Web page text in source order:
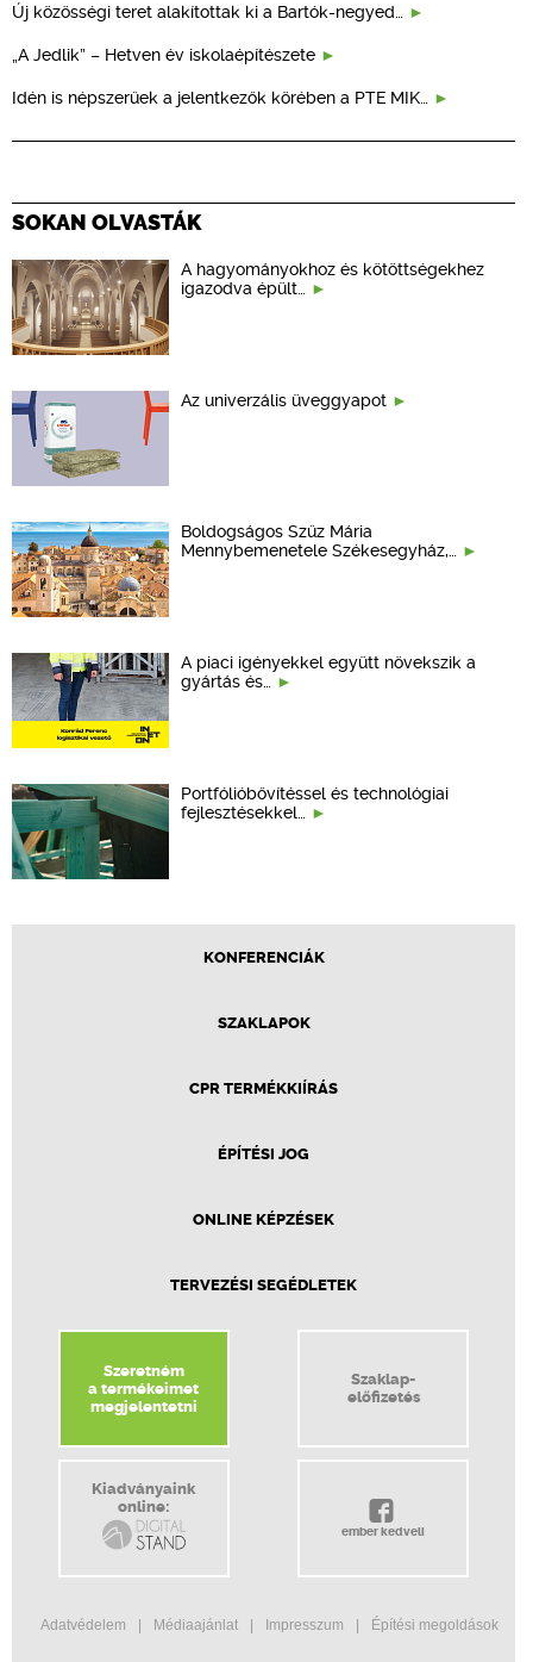
Új közösségi teret alakítottak ki a Bartók-negyed…
„A Jedlik” – Hetven év iskolaépítészete
Idén is népszerűek a jelentkezők körében a PTE MIK…
SOKAN OLVASTÁK
A hagyományokhoz és kötöttségekhez
igazodva épült…
Az univerzális üveggyapot
Boldogságos Szűz Mária
Mennybemenetele Székesegyház,…
A piaci igényekkel együtt növekszik a
gyártás és…
Portfólióbővítéssel és technológiai
fejlesztésekkel…
KONFERENCIÁK
SZAKLAPOK
CPR TERMÉKKIÍRÁS
ÉPÍTÉSI JOG
ONLINE KÉPZÉSEK
TERVEZÉSI SEGÉDLETEK
Szeretném
a termékeimet
megjelentetni
Szaklap-
előfizetés
Kiadványaink
online:
ember kedveli
Adatvédelem Médiaajánlat Impresszum Építési megoldások